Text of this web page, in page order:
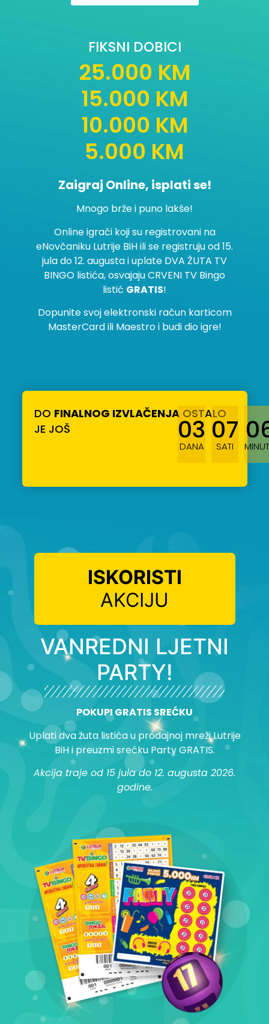
FIKSNI DOBICI
25.000 KM
15.000 KM
10.000 KM
5.000 KM
Zaigraj Online, isplati se!
Mnogo brže i puno lakše!
Online igrači koji su registrovani na
eNovčaniku Lutrije BiH ili se registruju od 15.
jula do 12. augusta i uplate DVA ŽUTA TV
BINGO listića, osvajaju CRVENI TV Bingo
listić GRATIS!
Dopunite svoj elektronski račun karticom
MasterCard ili Maestro i budi dio igre!
DO FINALNOG IZVLAČENJAOSTALO
JE JOŠ
03
DANA
07
SATI
ISKORISTI
AKCIJU
VANREDNI LJETNI
PARTY!
POKUPI GRATIS SREĆKU
Uplati dva žuta listića u prodajnoj mreži Lutrije
BiH i preuzmi srećku Party GRATIS.
Akcija traje od 15 jula do 12. augusta 2026.
godine.